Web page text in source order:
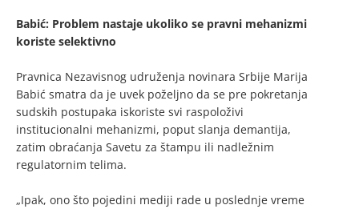
Babić: Problem nastaje ukoliko se pravni mehanizmi
koriste selektivno
Pravnica Nezavisnog udruženja novinara Srbije Marija
Babić smatra da je uvek poželjno da se pre pokretanja
sudskih postupaka iskoriste svi raspoloživi
institucionalni mehanizmi, poput slanja demantija,
zatim obraćanja Savetu za štampu ili nadležnim
regulatornim telima.
„Ipak, ono što pojedini mediji rade u poslednje vreme